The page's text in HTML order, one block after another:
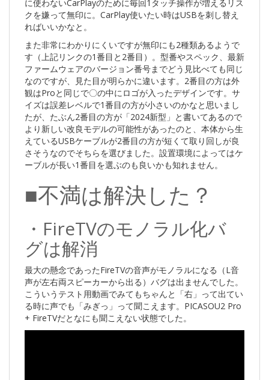
に使わないCarPlayのために毎回1タッチ操作が増えるリス
クを嫌って無印に。CarPlay使いたい時はUSBを刺し替え
ればいいかなと。
また非常にわかりにくいですが無印にも2種類あるようで
す（上記リンクの1番目と2番目）。型番やスペック、最新
ファームウェアのバージョン番号までどう見比べても同じ
なのですが、見た目が明らかに違います。2番目の方は外
観はProと同じで〇の中にロゴが入ったデザインです。サ
イズは誤差レベルで1番目の方が小さいのかなと思いまし
たが、たぶん2番目の方が「2024新型」と書いてあるので
より新しい改良モデルの可能性があったのと、本体から生
えているUSBケーブルが2番目の方が短くて取り回しが良
さそうなのでそちらを選びました。設置環境によってはケ
ーブルが長い1番目を選ぶのも良いかも知れません。
■不満は解決した？
・FireTVのモノラル化バ
グは解消
最大の懸念であったFireTVの音声がモノラルになる（L音
声が左右両スピーカーから出る）バグは出ませんでした。
こういうテスト用動画でみてもちゃんと「右」って出てい
る時に声でも「みぎっ」って聞こえます。PICASOU2 Pro
+ FireTVだとなにも聞こえない状態でした。